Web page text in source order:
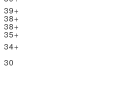
39+
38+
38+
35+
34+
30